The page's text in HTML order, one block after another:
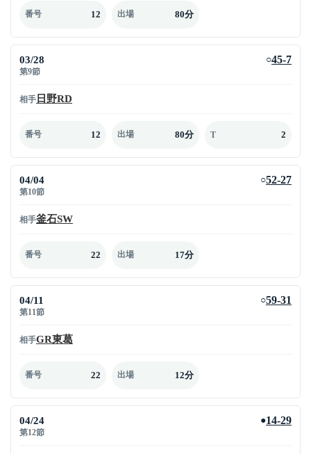
番号 12 出場 80分
03/28
第9節
○45-7
相手 日野RD
番号 12 出場 80分 T 2
04/04
第10節
○52-27
相手釜石SW
番号 22 出場 17分
04/11
第11節
○59-31
相手GR東葛
番号 22 出場 12分
04/24
第12節
●14-29